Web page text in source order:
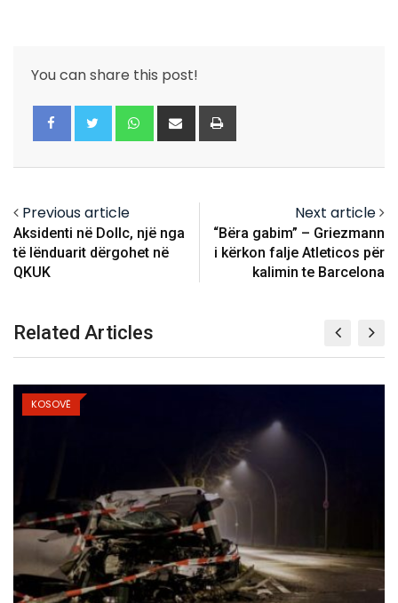
You can share this post!
Whatsapp
Share
via
Previous article
Aksidenti në Dollc, një nga
të lënduarit dërgohet në
QKUK
Next article
“Bëra gabim” – Griezmann
i kërkon falje Atleticos për
kalimin te Barcelona
Related Articles
KOSOVË